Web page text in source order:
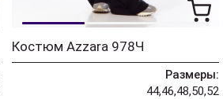
Костюм Azzara 978Ч
Размеры:
44,46,48,50,52